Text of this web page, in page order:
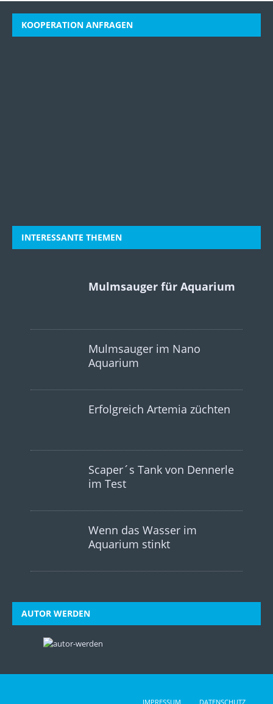
KOOPERATION ANFRAGEN
INTERESSANTE THEMEN
Mulmsauger für Aquarium
Mulmsauger im Nano
Aquarium
Erfolgreich Artemia züchten
Scaper´s Tank von Dennerle
im Test
Wenn das Wasser im
Aquarium stinkt
AUTOR WERDEN
IMPRESSUM DATENSCHUTZ